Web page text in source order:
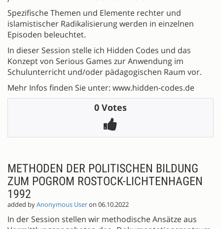
Spezifische Themen und Elemente rechter und
islamistischer Radikalisierung werden in einzelnen
Episoden beleuchtet.
In dieser Session stelle ich Hidden Codes und das
Konzept von Serious Games zur Anwendung im
Schulunterricht und/oder pädagogischen Raum vor.
Mehr Infos finden Sie unter: www.hidden-codes.de
0 Votes
METHODEN DER POLITISCHEN BILDUNG
ZUM POGROM ROSTOCK-LICHTENHAGEN
1992
added byAnonymous Useron 06.10.2022
In der Session stellen wir methodische Ansätze aus